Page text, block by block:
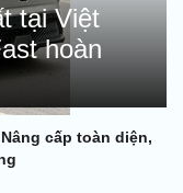
tại Việt
hoàn
cấp toàn diện,